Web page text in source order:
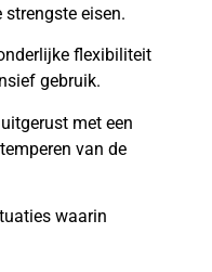
eisen.
flexibiliteit
gebruik.
met een
van de
waarin